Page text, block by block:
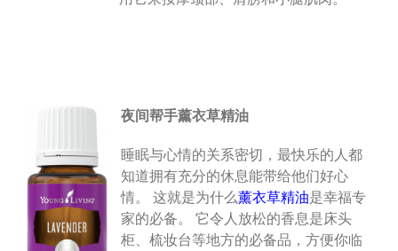
夜间帮手薰衣草精油
睡眠与心情的关系密切，最快乐的人都
知道拥有充分的休息能带给他们好心
情。 这就是为什么薰衣草精油是幸福专
家的必备。 它令人放松的香息是床头
柜、梳妆台等地方的必备品，方便你临